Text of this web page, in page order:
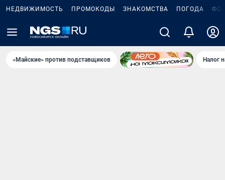
НЕДВИЖИМОСТЬ ПРОМОКОДЫ ЗНАКОМСТВА ПОГОДА
«Майские» против подставщиков Налог